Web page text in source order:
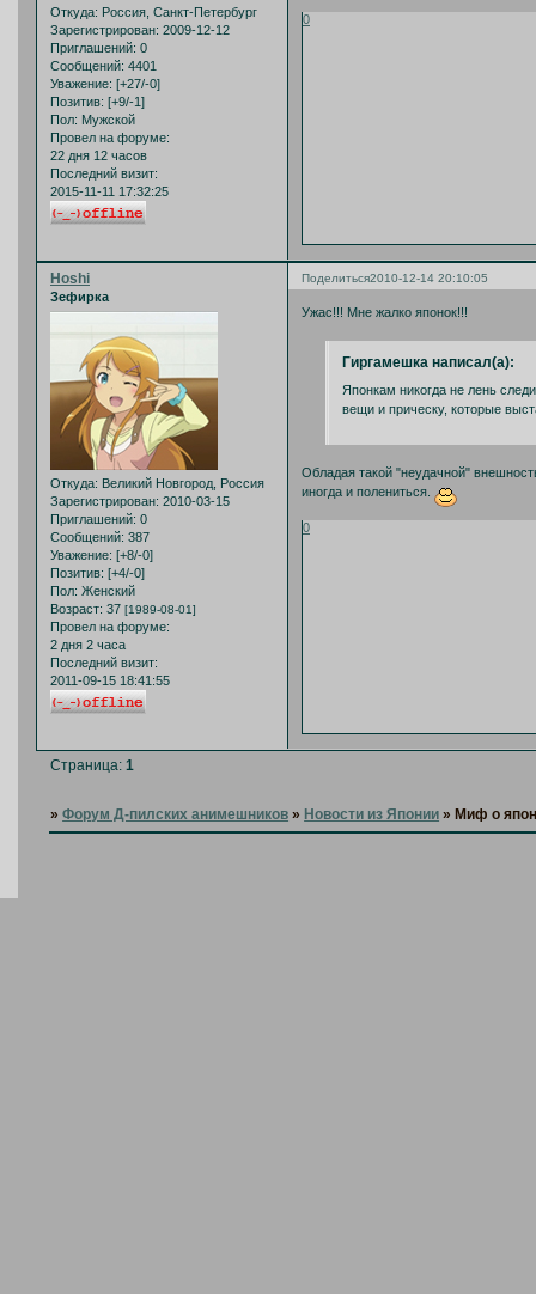
Откуда: Россия, Санкт-Петербург
Зарегистрирован: 2009-12-12
Приглашений: 0
Сообщений: 4401
Уважение: [+27/-0]
Позитив: [+9/-1]
Пол: Мужской
Провел на форуме:
22 дня 12 часов
Последний визит:
2015-11-11 17:32:25
0
Поделиться2010-12-14 20:10:05
Hoshi
Зефирка
Откуда: Великий Новгород, Россия
Зарегистрирован: 2010-03-15
Приглашений: 0
Сообщений: 387
Уважение: [+8/-0]
Позитив: [+4/-0]
Пол: Женский
Возраст: 37 [1989-08-01]
Провел на форуме:
2 дня 2 часа
Последний визит:
2011-09-15 18:41:55
Ужас!!! Мне жалко японок!!!
Гиргамешка написал(а):
Японкам никогда не лень
вещи и прическу, которые
Обладая такой "неудачной"
иногда и полениться.
0
Страница:1
»Форум Д-пилских анимешников » Новости из Японии »Миф о